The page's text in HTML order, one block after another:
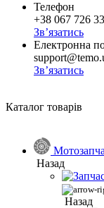
Телефон
+38 067 726
Зв’язатись
Електронна
Зв’язатись
Каталог товарів
Назад
Назад